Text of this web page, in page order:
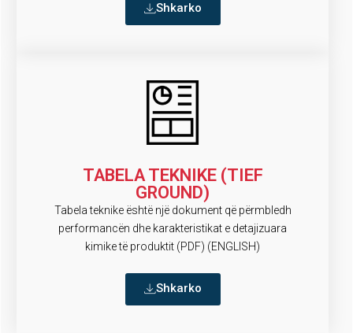
Shkarko
TABELA TEKNIKE (TIEF
GROUND)
Tabela teknike është një dokument që përmbledh
performancën dhe karakteristikat e detajizuara
kimike të produktit (PDF) (ENGLISH)
Shkarko